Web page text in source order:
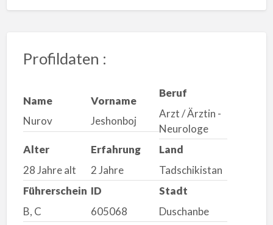
Profildaten :
Name
Nurov
Vorname
Jeshonboj
Beruf
Arzt / Ärztin -
Neurologe
Alter
28 Jahre alt
Erfahrung
2 Jahre
Land
Tadschikistan
Führerschein
B, C
ID
605068
Stadt
Duschanbe